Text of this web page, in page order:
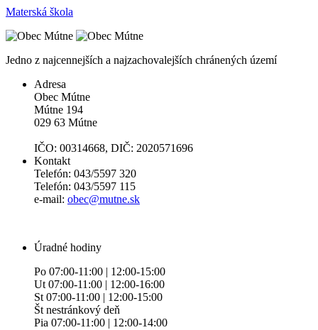
Materská škola
Jedno z najcennejších a najzachovalejších chránených území
Adresa
Obec Mútne
Mútne 194
029 63 Mútne
IČO: 00314668, DIČ: 2020571696
Kontakt
Telefón: 043/5597 320
Telefón: 043/5597 115
e-mail: obec@mutne.sk
Úradné hodiny
Po 07:00-11:00 | 12:00-15:00
Ut 07:00-11:00 | 12:00-16:00
St 07:00-11:00 | 12:00-15:00
Št nestránkový deň
Pia 07:00-11:00 | 12:00-14:00